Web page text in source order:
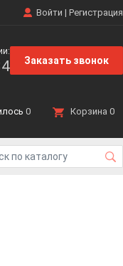
Войти | Регистрация
Заказать звонок
0 Корзина 0